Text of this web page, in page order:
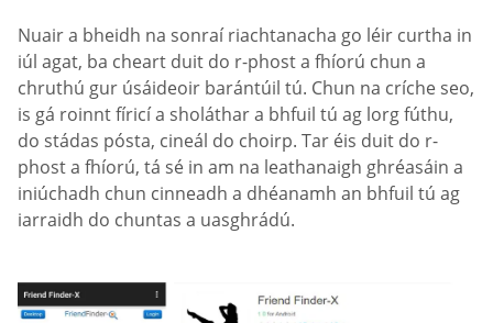
Nuair a bheidh na sonraí riachtanacha go léir curtha in
iúl agat, ba cheart duit do r-phost a fhíorú chun a
chruthú gur úsáideoir barántúil tú. Chun na críche seo,
is gá roinnt fíricí a sholáthar a bhfuil tú ag lorg fúthu,
do stádas pósta, cineál do choirp. Tar éis duit do r-
phost a fhíorú, tá sé in am na leathanaigh ghréasáin a
iniúchadh chun cinneadh a dhéanamh an bhfuil tú ag
iarraidh do chuntas a uasghrádú.